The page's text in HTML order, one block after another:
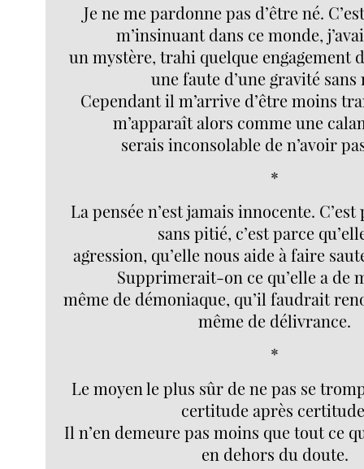
Je ne me pardonne pas d’être né.
m’insinuant dans ce monde,
un mystère, trahi quelque engagement
une faute d’une gravité sans
Cependant il m’arrive d’être moins
m’apparaît alors comme une
serais inconsolable de n’avoir
*
La pensée n’est jamais innocente. C’est
sans pitié, c’est parce
agression, qu’elle nous aide à faire
Supprimerait-on ce qu’elle a de
même de démoniaque, qu’il faudrait
même de délivrance.
*
Le moyen le plus sûr de ne pas se
certitude après
Il n’en demeure pas moins que tout ce
en dehors du doute.